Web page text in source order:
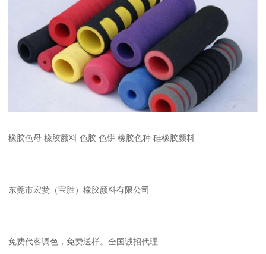
橡胶色母 橡胶颜料 色胶 色饼 橡胶色种 硅橡胶颜料
东莞市宏赞（宝胜）橡胶颜料有限公司
免费代客调色，免费送样。全国诚招代理